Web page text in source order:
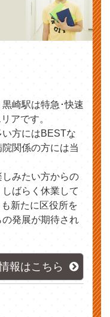
報はこちら
崎駅は特急･快速
アです。
方にはBESTな
関係の方には当
みたい方からの
ばらく休業して
新たに区役所を
発展が期待され